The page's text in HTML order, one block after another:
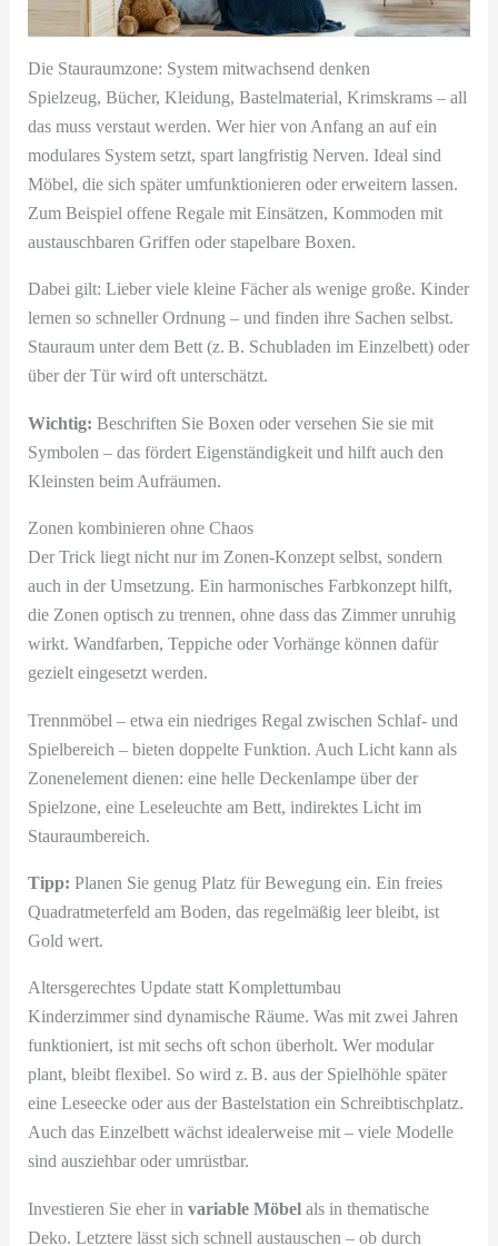
Die Stauraumzone: System mitwachsend denken
Spielzeug, Bücher, Kleidung, Bastelmaterial, Krimskrams – all
das muss verstaut werden. Wer hier von Anfang an auf ein
modulares System setzt, spart langfristig Nerven. Ideal sind
Möbel, die sich später umfunktionieren oder erweitern lassen.
Zum Beispiel offene Regale mit Einsätzen, Kommoden mit
austauschbaren Griffen oder stapelbare Boxen.
Dabei gilt: Lieber viele kleine Fächer als wenige große. Kinder
lernen so schneller Ordnung – und finden ihre Sachen selbst.
Stauraum unter dem Bett (z. B. Schubladen im Einzelbett) oder
über der Tür wird oft unterschätzt.
Wichtig: Beschriften Sie Boxen oder versehen Sie sie mit
Symbolen – das fördert Eigenständigkeit und hilft auch den
Kleinsten beim Aufräumen.
Zonen kombinieren ohne Chaos
Der Trick liegt nicht nur im Zonen-Konzept selbst, sondern
auch in der Umsetzung. Ein harmonisches Farbkonzept hilft,
die Zonen optisch zu trennen, ohne dass das Zimmer unruhig
wirkt. Wandfarben, Teppiche oder Vorhänge können dafür
gezielt eingesetzt werden.
Trennmöbel – etwa ein niedriges Regal zwischen Schlaf- und
Spielbereich – bieten doppelte Funktion. Auch Licht kann als
Zonenelement dienen: eine helle Deckenlampe über der
Spielzone, eine Leseleuchte am Bett, indirektes Licht im
Stauraumbereich.
Tipp: Planen Sie genug Platz für Bewegung ein. Ein freies
Quadratmeterfeld am Boden, das regelmäßig leer bleibt, ist
Gold wert.
Altersgerechtes Update statt Komplettumbau
Kinderzimmer sind dynamische Räume. Was mit zwei Jahren
funktioniert, ist mit sechs oft schon überholt. Wer modular
plant, bleibt flexibel. So wird z. B. aus der Spielhöhle später
eine Leseecke oder aus der Bastelstation ein Schreibtischplatz.
Auch das Einzelbett wächst idealerweise mit – viele Modelle
sind ausziehbar oder umrüstbar.
Investieren Sie eher invariable Möbel als in thematische
Deko. Letztere lässt sich schnell austauschen – ob durch